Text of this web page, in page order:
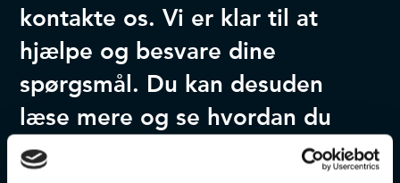
kontakte os. Vi er klar til at
hjælpe og besvare dine
spørgsmål. Du kan desuden
læse mere og se hvordan du
deltager via linket nedenfor,